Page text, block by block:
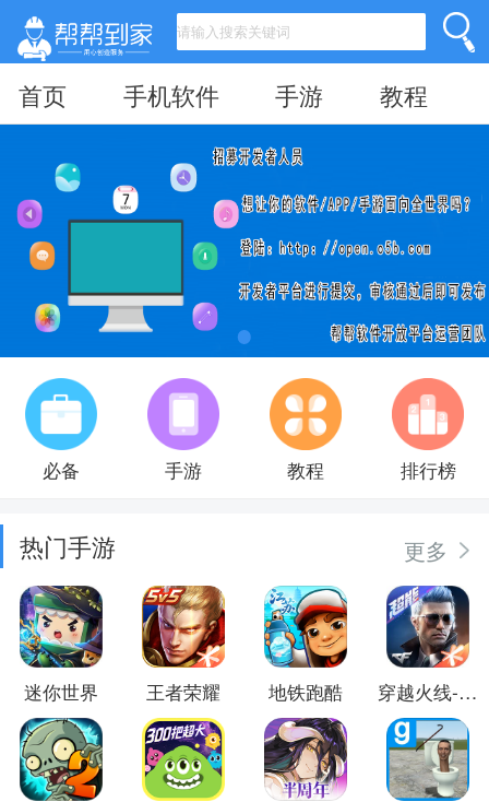
首页 手机软件 手游 教程
必备 手游 教程 排行榜
热门手游 更多
迷你世界 王者荣耀 地铁跑酷 穿越火线-枪战王者